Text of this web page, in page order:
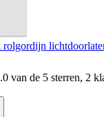
van de 5 sterren, 2